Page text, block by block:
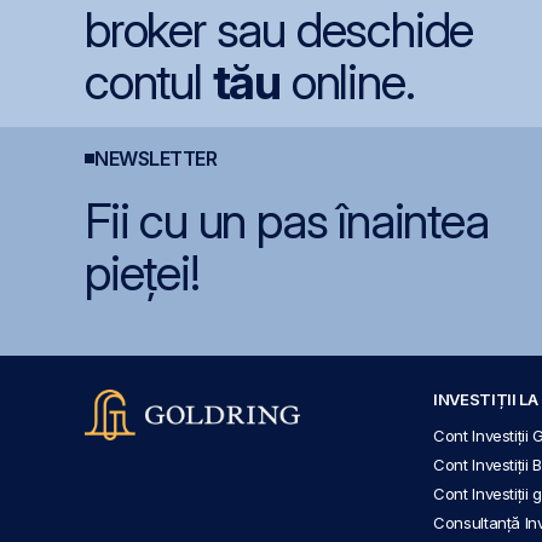
broker sau deschide
contul tău online.
NEWSLETTER
Fii cu un pas înaintea
pieței!
INVESTIȚII LA
Cont Investiții
Cont Investiții
Cont Investiții
Consultanță